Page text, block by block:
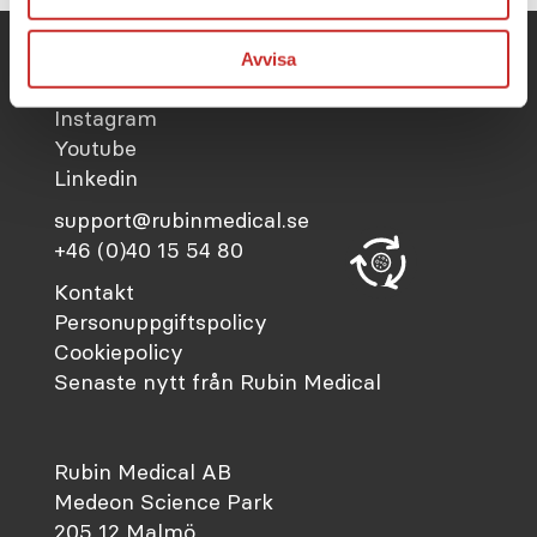
Avvisa
Facebook
Instagram
Youtube
Linkedin
support@rubinmedical.se
+46 (0)40 15 54 80
Rubin Medical AB
Medeon Science Park
Kontakt
Personuppgiftspolicy
Cookiepolicy
Senaste nytt från Rubin Medical